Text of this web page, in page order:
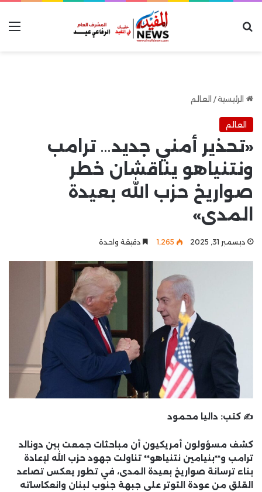
الرئيسية/ العالم
العالم
«تحذير أمني جديد… ترامب
ونتنياهو يناقشان خطر
صواريخ حزب الله بعيدة
المدى»
ديسمبر 31, 2025 1٬265 دقيقة واحدة
✍️ كتب: داليا محمود
كشف مسؤولون أمريكيون أن مباحثات جمعت بين دونالد
ترامب و**بنيامين نتنياهو** تناولت جهود حزب الله لإعادة
بناء ترسانة صواريخ بعيدة المدى، في تطور يعكس تصاعد
القلق من عودة التوتر على جبهة جنوب لبنان وانعكاساته